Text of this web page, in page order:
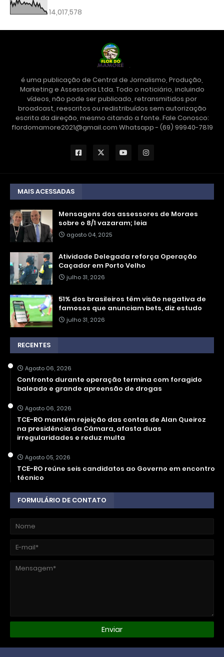
14,017,578
é uma publicação de Central de Jornalismo, Produção,
Marketing e Assessoria Ltda. Todo o noticiário, incluindo
vídeos, não pode ser publicado, retransmitidos por
broadcast, reescritos ou redistribuídos sem autorização
escrita da direção, mesmo citando a fonte. Fale Conosco:
flordomamore2021@gmail.com Whatsapp - (69) 99940-7819
MAIS ACESSADAS
Mensagens dos assessores de Moraes
sobre o 8/1 vazaram; leia
agosto 04, 2025
Atividade Delegada reforça Operação
Caçador em Porto Velho
julho 31, 2026
51% dos brasileiros têm visão negativa de
famosos que anunciam bets, diz estudo
julho 31, 2026
RECENTES
Agosto 06, 2026
Confronto durante operação termina com foragido
baleado e grande apreensão de drogas
Agosto 06, 2026
TCE-RO mantém rejeição das contas de Alan Queiroz
na presidência da Câmara, afasta duas
irregularidades e reduz multa
Agosto 05, 2026
TCE-RO reúne seis candidatos ao Governo em encontro
técnico
FORMULÁRIO DE CONTATO